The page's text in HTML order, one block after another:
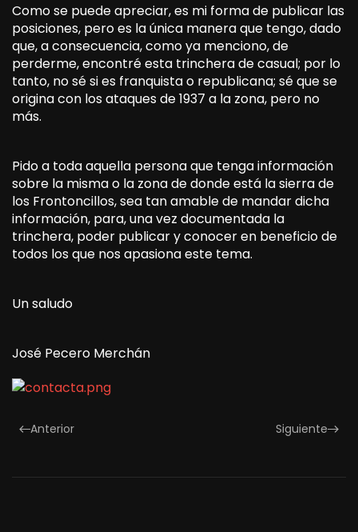
Como se puede apreciar, es mi forma de publicar las
posiciones, pero es la única manera que tengo, dado
que, a consecuencia, como ya menciono, de
perderme, encontré esta trinchera de casual; por lo
tanto, no sé si es franquista o republicana; sé que se
origina con los ataques de 1937 a la zona, pero no
más.
Pido a toda aquella persona que tenga información
sobre la misma o la zona de donde está la sierra de
los Frontoncillos, sea tan amable de mandar dicha
información, para, una vez documentada la
trinchera, poder publicar y conocer en beneficio de
todos los que nos apasiona este tema.
Un saludo
José Pecero Merchán
Anterior Siguiente